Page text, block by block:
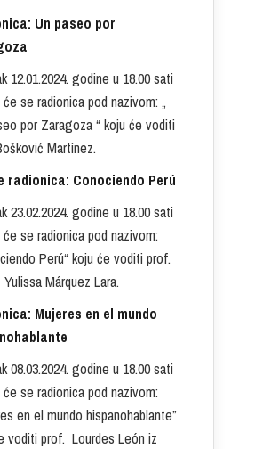
Un paseo por
12.01.2024. godine u 18.00 sati
se radionica pod nazivom: „
por Zaragoza “ koju će voditi
Martínez.
radionica: Conociendo Perú
23.02.2024. godine u 18.00 sati
se radionica pod nazivom:
Perú“ koju će voditi prof.
Márquez Lara.
Mujeres en el mundo
08.03.2024. godine u 18.00 sati
se radionica pod nazivom:
en el mundo hispanohablante”
voditi prof. Lourdes León iz